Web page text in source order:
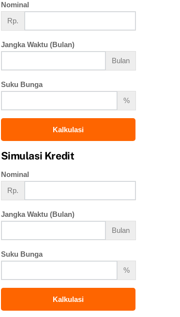
Nominal
Rp.
Jangka Waktu (Bulan)
Bulan
Suku Bunga
%
Kalkulasi
Simulasi Kredit
Nominal
Rp.
Jangka Waktu (Bulan)
Bulan
Suku Bunga
%
Kalkulasi